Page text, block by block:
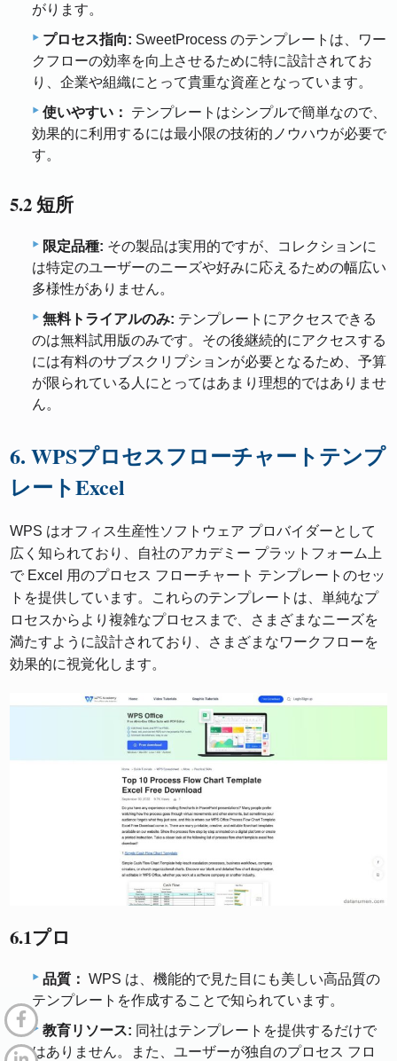
がります。
プロセス指向: SweetProcess のテンプレートは、ワー
クフローの効率を向上させるために特に設計されてお
り、企業や組織にとって貴重な資産となっています。
使いやすい：
テンプレートはシンプルで簡単なので、
効果的に利用するには最小限の技術的ノウハウが必要で
す。
5.2 短所
限定品種: その製品は実用的ですが、コレクションに
は特定のユーザーのニーズや好みに応えるための幅広い
多様性がありません。
無料トライアルのみ: テンプレートにアクセスできる
のは無料試用版のみです。その後継続的にアクセスする
には有料のサブスクリプションが必要となるため、予算
が限られている人にとってはあまり理想的ではありませ
ん。
6. WPSプロセスフローチャートテンプ
レートExcel
WPS はオフィス生産性ソフトウェア プロバイダーとして
広く知られており、自社のアカデミー プラットフォーム上
で Excel 用のプロセス フローチャート テンプレートのセッ
トを提供しています。これらのテンプレートは、単純なプ
ロセスからより複雑なプロセスまで、さまざまなニーズを
満たすように設計されており、さまざまなワークフローを
効果的に視覚化します。
6.1プロ
品質： WPS は、機能的で見た目にも美しい高品質の
テンプレートを作成することで知られています。
教育リソース: 同社はテンプレートを提供するだけで
はありません。また、ユーザーが独自のプロセス フロ